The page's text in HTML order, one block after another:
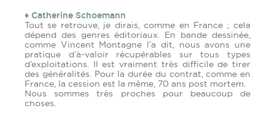
♦ Catherine Schoemann
Tout se retrouve, je dirais, comme en France ; cela
dépend des genres éditoriaux. En bande dessinée,
comme Vincent Montagne l’a dit, nous avons une
pratique d’à-valoir récupérables sur tous types
d’exploitations. Il est vraiment très difficile de tirer
des généralités. Pour la durée du contrat, comme en
France, la cession est la même, 70 ans post mortem.
Nous sommes très proches pour beaucoup de
choses.